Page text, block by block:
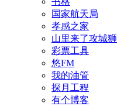
国家航天局
孝感之家
山里来了攻城狮
彩票工具
悠FM
我的油管
探月工程
有个博客